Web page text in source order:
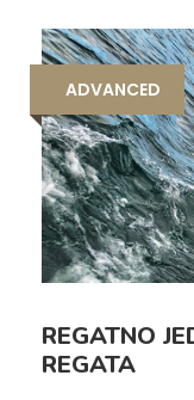
ADVANCED
REGATNO
REGATA